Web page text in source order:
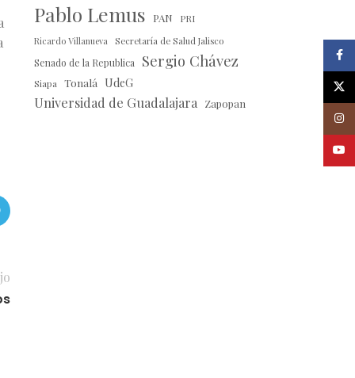
Pablo Lemus PAN PRI
Ricardo Villanueva Secretaría de Salud Jalisco
Senado de la Republica Sergio Chávez
Siapa Tonalá UdeG
Universidad de Guadalajara Zapopan